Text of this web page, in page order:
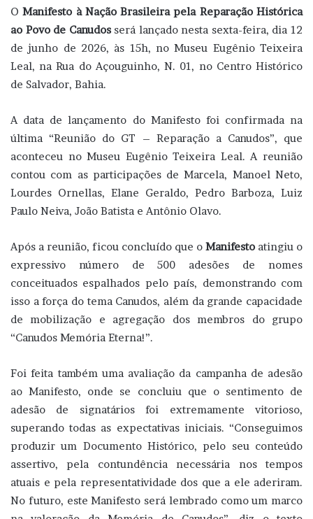
OManifesto à Nação Brasileira pela Reparação Histórica
ao Povo de Canudos será lançado nesta sexta-feira, dia 12
de junho de 2026, às 15h, no Museu Eugênio Teixeira
Leal, na Rua do Açouguinho, N. 01, no Centro Histórico
de Salvador, Bahia.
A data de lançamento do Manifesto foi confirmada na
última “Reunião do GT – Reparação a Canudos”, que
aconteceu no Museu Eugênio Teixeira Leal. A reunião
contou com as participações de Marcela, Manoel Neto,
Lourdes Ornellas, Elane Geraldo, Pedro Barboza, Luiz
Paulo Neiva, João Batista e Antônio Olavo.
Após a reunião, ficou concluído que o Manifesto atingiu o
expressivo número de 500 adesões de nomes
conceituados espalhados pelo país, demonstrando com
isso a força do tema Canudos, além da grande capacidade
de mobilização e agregação dos membros do grupo
“Canudos Memória Eterna!”.
Foi feita também uma avaliação da campanha de adesão
ao Manifesto, onde se concluiu que o sentimento de
adesão de signatários foi extremamente vitorioso,
superando todas as expectativas iniciais. “Conseguimos
produzir um Documento Histórico, pelo seu conteúdo
assertivo, pela contundência necessária nos tempos
atuais e pela representatividade dos que a ele aderiram.
No futuro, este Manifesto será lembrado como um marco